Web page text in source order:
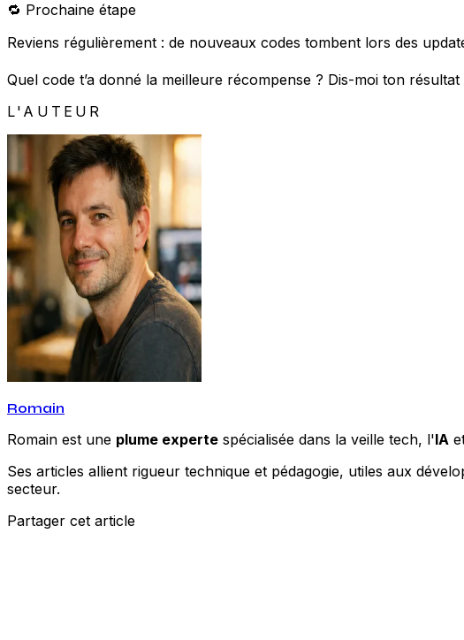
🔁 Prochaine étape
Reviens régulièrement : de nouveaux codes tombent lors des
Quel code t’a donné la meilleure récompense ? Dis-moi ton résultat
L'AUTEUR
Romain
Romain est une plume experte spécialisée dans la veille tech, l'IA
Ses articles allient rigueur technique et pédagogie, utiles aux
secteur.
Partager cet article